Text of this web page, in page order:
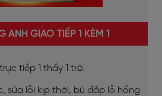
ANH GIAO TIẾP 1 KÈM 1
tiếp 1 thầy 1 trò.
sửa lỗi kịp thời, bù đắp lỗ hổng